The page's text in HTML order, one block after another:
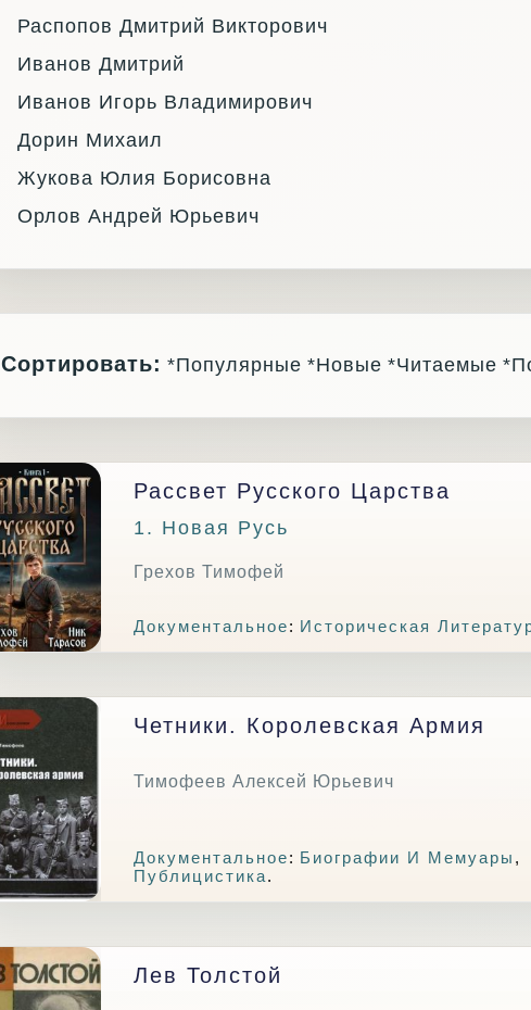
Распопов Дмитрий Викторович
Иванов Дмитрий
Иванов Игорь Владимирович
Дорин Михаил
Жукова Юлия Борисовна
Орлов Андрей Юрьевич
Сортировать: *Популярные *Новые *Читаемые
Рассвет Русского Царства
1. Новая Русь
Грехов Тимофей
Документальное: Историческая
Четники. Королевская Армия
Тимофеев Алексей Юрьевич
Документальное: Биографии И Мемуары ,
Публицистика.
Лев Толстой